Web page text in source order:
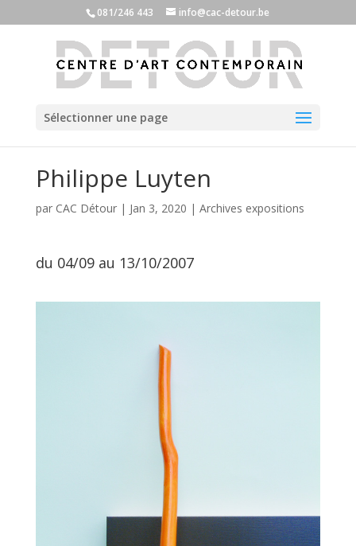
081/246 443 info@cac-detour.be
Sélectionner une page
Philippe Luyten
par CAC Détour| Jan 3, 2020 | Archives expositions
du 04/09 au 13/10/2007